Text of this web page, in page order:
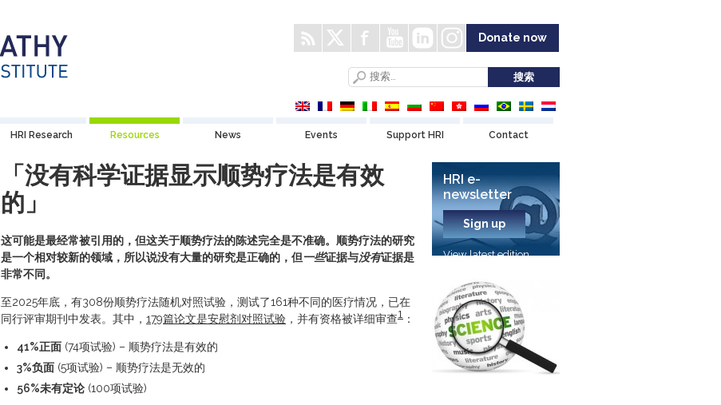
Donate now
HRI Research Resources News Events Support HRI Contact
「没有科学证据显示顺势疗法是有效
的」
这可能是最经常被引用的，但这关于顺势疗法的陈述完全是不准确。顺势疗法的研究
是一个相对较新的领域，所以说没有大量的研究是正确的，但一些证据与没有证据是
非常不同。
至2025年底，有308份顺势疗法随机对照试验，测试了161种不同的医疗情况，已在
同行评审期刊中发表。其中， 179篇论文是安慰剂对照试验 ，并有资格被详细审查1 ：
41%正面 (74项试验) – 顺势疗法是有效的
3%负面 (5项试验) – 顺势疗法是无效的
56%未有定论 (100项试验)
HRI e-
newsletter
Sign up
View latest edition